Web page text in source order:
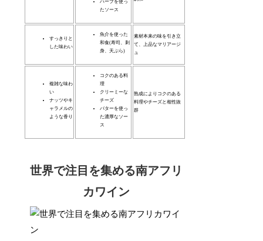
ハーブを使っ
たソース
すっきりと
した味わい
魚介を使った
和食(寿司、刺
身、天ぷら)
素材本来の味を引き立
て、上品なマリアージ
ュ
複雑な味わ
い
ナッツやキ
ャラメルの
ような香り
コクのある料
理
クリーミーな
チーズ
バターを使っ
た濃厚なソー
ス
熟成によりコクのある
料理やチーズと相性抜
群
世界で注目を集める南アフリ
カワイン